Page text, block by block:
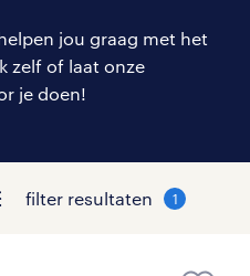
mijn carrière
over randstad
jou graag met het
zelf of laat onze
je doen!
filter resultaten 1